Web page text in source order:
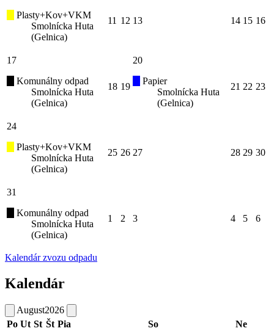
Plasty+Kov+VKM
Smolnícka Huta
(Gelnica)
11 12 13 14 15 16
17
Komunálny odpad
Smolnícka Huta
(Gelnica)
18 19
20
Papier
Smolnícka Huta
(Gelnica)
21 22 23
24
Plasty+Kov+VKM
Smolnícka Huta
(Gelnica)
25 26 27 28 29 30
31
Komunálny odpad
Smolnícka Huta
(Gelnica)
1 2 3 4 5 6
Kalendár zvozu odpadu
Kalendár
August2026
Po Ut St Št Pia So
Ne